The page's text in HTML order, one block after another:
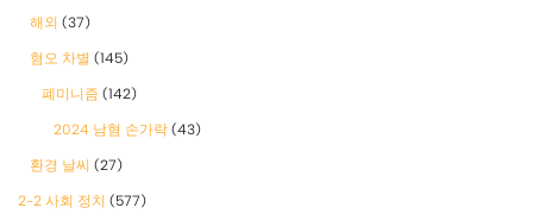
해외 (37)
혐오 차별 (145)
폐미니즘 (142)
2024 남혐 손가락 (43)
환경 날씨 (27)
2-2 사회 정치 (577)